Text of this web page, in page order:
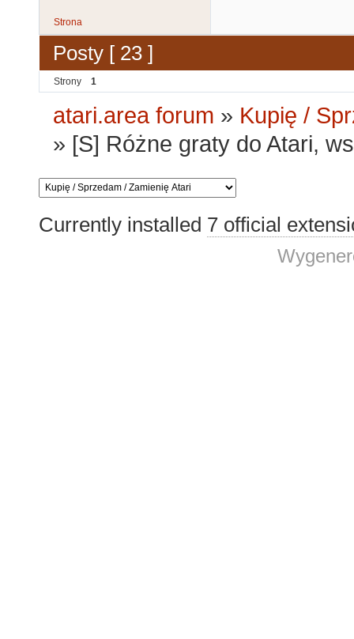
Strona
Posty [ 23 ]
Strony 1
atari.area forum » Kupię /
» [S] Różne graty do Atari,
Currently installed 7 official